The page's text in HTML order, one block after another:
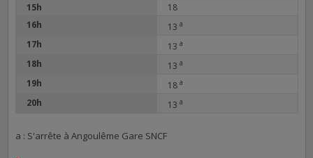
15h
18
16h
13 a
17h 13 a
18h 13 a
19h 18 a
20h 13 a
a : S'arrête à Angoulême Gare SNCF